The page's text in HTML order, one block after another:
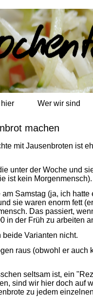
Wer wir sind
machen
mit Jausenbroten ist
unter der Woche und
ist kein Morgenmensch).
am Samstag (ja, ich
sie waren enorm fett
Das passiert,
in der Früh zu arbeiten
beide Varianten nicht.
raus (obwohl er auch
seltsam ist, ein
sind wir hier doch auf
zu jedem